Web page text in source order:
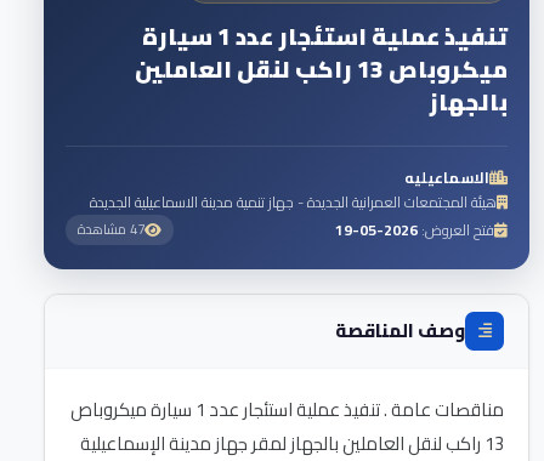
تنفيذ عملية استئجار عدد 1 سيارة
ميكروباص 13 راكب لنقل العاملين
بالجهاز
الاسماعيليه
هيئة المجتمعات العمرانية الجديدة - جهاز تنمية مدينة الاسماعيلية الجديدة
فتح العروض:2026-05-19 47 مشاهدة
وصف المناقصة
مناقصات عامة . تنفيذ عملية استئجار عدد 1 سيارة ميكروباص
13 راكب لنقل العاملين بالجهاز لمقر جهاز مدينة الإسماعيلية